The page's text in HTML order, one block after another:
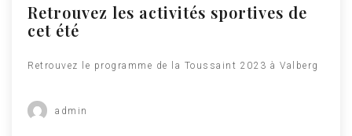
Retrouvez les activités sportives de
cet été
Retrouvez le programme de la Toussaint 2023 à Valberg
admin